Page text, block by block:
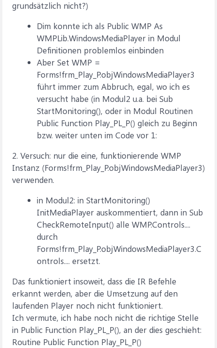
grundsätzlich nicht?)
Dim konnte ich als Public WMP As
WMPLib.WindowsMediaPlayer in Modul
Definitionen problemlos einbinden
Aber Set WMP =
Forms!frm_Play_P.objWindowsMediaPlayer3
führt immer zum Abbruch, egal, wo ich es
versucht habe (in Modul2 u.a. bei Sub
StartMonitoring(), oder in Modul Routinen
Public Function Play_PL_P() gleich zu Beginn
bzw. weiter unten im Code vor 1:
2. Versuch: nur die eine, funktionierende WMP
Instanz (Forms!frm_Play_P.objWindowsMediaPlayer3)
verwenden.
in Modul2: in StartMonitoring()
InitMediaPlayer auskommentiert, dann in Sub
CheckRemoteInput() alle WMP.Controls....
durch
Forms!frm_Play_P.objWindowsMediaPlayer3.C
ontrols.... ersetzt.
Das funktioniert insoweit, dass die IR Befehle
erkannt werden, aber die Umsetzung auf den
laufenden Player noch nicht funktioniert.
Ich vermute, ich habe noch nicht die richtige Stelle
in Public Function Play_PL_P(), an der dies geschieht:
Routine Public Function Play_PL_P()